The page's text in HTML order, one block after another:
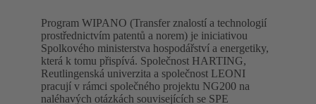
Program WIPANO (Transfer znalostí a technologií
prostřednictvím patentů a norem) je iniciativou
Spolkového ministerstva hospodářství a energetiky,
která k tomu přispívá. Společnost HARTING,
Reutlingenská univerzita a společnost LEONI
pracují v rámci společného projektu NG200 na
naléhavých otázkách souvisejících se SPE